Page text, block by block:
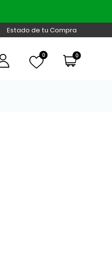
Estado de tu Compra
0 0